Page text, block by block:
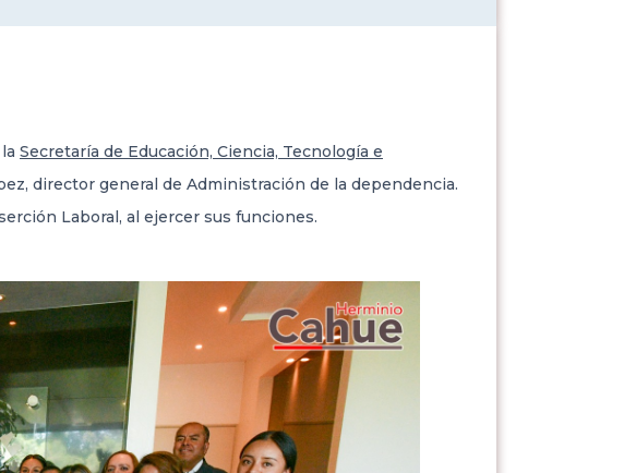
Secretaría de Educación, Ciencia, Tecnología e
director general de Administración de la dependencia.
Laboral, al ejercer sus funciones.